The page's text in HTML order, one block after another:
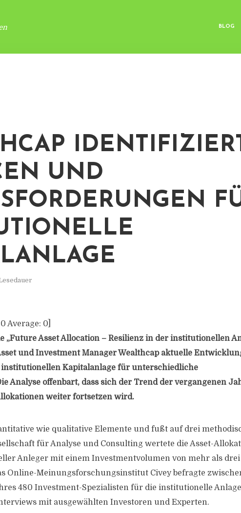
BLOG
UND
0 Average: 0
„Future Asset Allocation – Resilienz in der institutionellen
und Investment Manager Wealthcap aktuelle
Kapitalanlage für unterschiedliche
Analyse offenbart, dass sich der Trend der vergangenen
weiter fortsetzen wird.
wie qualitative Elemente und fußt auf drei
für Analyse und Consulting wertete die Asset-
Anleger mit einem Investmentvolumen von mehr als drei
Online-Meinungsforschungsinstitut Civey befragte
480 Investment-Spezialisten für die institutionelle
mit ausgewählten Investoren und Experten.